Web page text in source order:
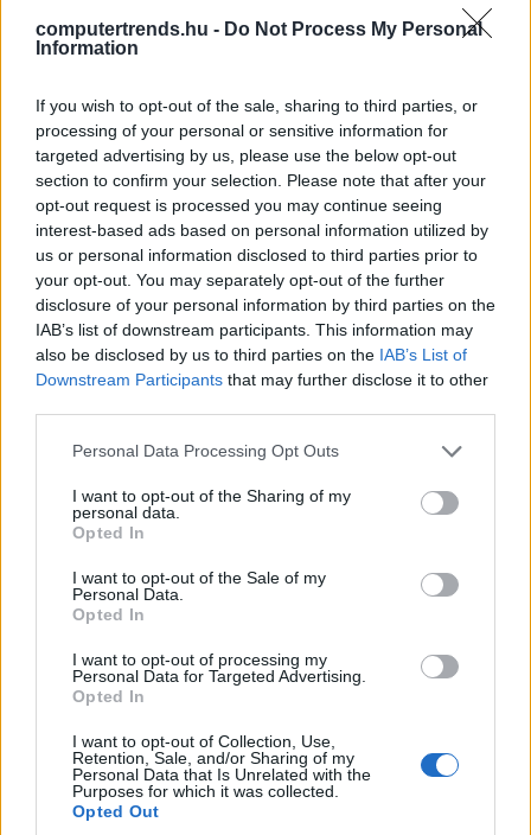
computertrends.hu - Do Not Process My Personal
Information
If you wish to opt-out of the sale, sharing to third parties, or
processing of your personal or sensitive information for
targeted advertising by us, please use the below opt-out
section to confirm your selection. Please note that after your
opt-out request is processed you may continue seeing
interest-based ads based on personal information utilized by
us or personal information disclosed to third parties prior to
your opt-out. You may separately opt-out of the further
disclosure of your personal information by third parties on the
IAB’s list of downstream participants. This information may
also be disclosed by us to third parties on the IAB’s List of
Downstream Participants that may further disclose it to other
Please note that this website/app uses one or more Google
not limited to your visit or usage behaviour. You may click to
grant or deny consent to Google and its third-party tags to
use your data for below specified purposes in below Google
consent section.
Personal Data Processing Opt Outs
I want to opt-out of the Sharing of my
personal data.
Opted In
I want to opt-out of the Sale of my
Personal Data.
Opted In
I want to opt-out of processing my
Personal Data for Targeted Advertising.
Opted In
I want to opt-out of Collection, Use,
Retention, Sale, and/or Sharing of my
Personal Data that Is Unrelated with the
Purposes for which it was collected.
Opted Out
Újabb bizonyítéka bontakozik ki annak, hogy a digitális
térben elkövetett támadások már nem csupán
egyre gyakrabban a szabad sajtó működését is próbálják
meg ellehetetleníteni. A Nemzeti Nyomozó Iroda
Kiberbűnözés Elleni Főosztályának nyomozása nyomán
napvilágra került, hogy egy 23 éves budapesti férfi, aki az
online térben "Hano" álnéven vált ismertté, 2023 óta
rendszeres és célzott elosztott
szolgáltatásmegtagadási (DDoS) támadásokat hajtott
végre magyar és külföldi médiumok ellen. A támadások
aMedia1és a Vipcast.hu oldalakat érintették
legsúlyosabban, de a gyanúsított célkeresztjében ott volt
a HVG, a 444, a 24.hu, a Telex, az Ellenszél.hu, valamint az
osztrák székhelyű International Press Institute is.
A hatóságok szerint az elkövető előre megtervezett
módon, professzionális szinten szervezte meg az
arra utal, hogy nem pusztán amatőr próbálkozásról,
hanem tudatos, infrastruktúrával megtámogatott
tevékenységről van szó. A támadások
következményeként az érintett oldalak időszakosan
elérhetetlenné váltak, komoly fennakadást okozva a
szerkesztőségek működésében, valamint akadályozva a
nyilvánossághoz való hozzáférést. A férfi
személyeskedő üzeneteket is hátrahagyott a
megtámadott platformokon, így nemcsak a technikai